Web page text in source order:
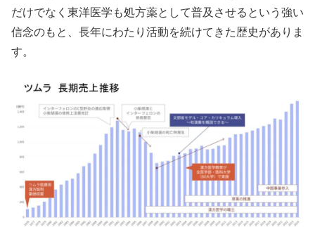
だけでなく東洋医学も処方薬として普及させるという強い
信念のもと、長年にわたり活動を続けてきた歴史がありま
す。